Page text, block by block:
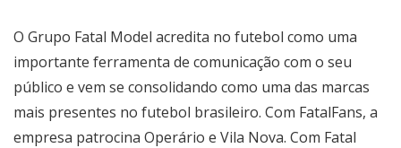
O Grupo Fatal Model acredita no futebol como uma
importante ferramenta de comunicação com o seu
público e vem se consolidando como uma das marcas
mais presentes no futebol brasileiro. Com FatalFans, a
empresa patrocina Operário e Vila Nova. Com Fatal